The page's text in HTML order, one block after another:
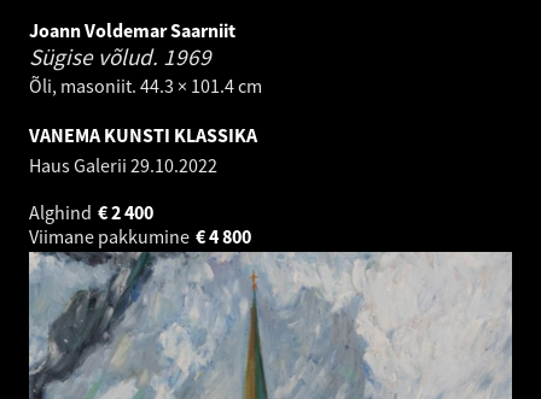
Joann Voldemar Saarniit
Sügise võlud. 1969
Õli, masoniit. 44.3 × 101.4 cm
VANEMA KUNSTI KLASSIKA
Haus Galerii 29.10.2022
Alghind
2 400
€
Viimane pakkumine
4 800
€